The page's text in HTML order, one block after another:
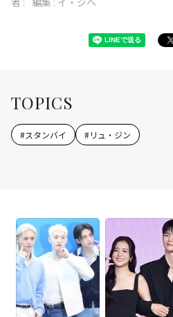
TOPICS
#スタンバイ #リュ・ジン